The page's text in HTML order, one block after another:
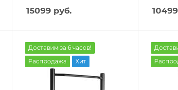
15099 руб. 10499
Доставим за 6 часов!
Распродажа
Хит